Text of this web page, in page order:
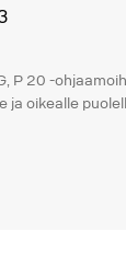
P 20 -
ja oikealle